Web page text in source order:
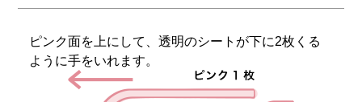
ピンク面を上にして、透明のシートが下に2枚くる
ように手をいれます。